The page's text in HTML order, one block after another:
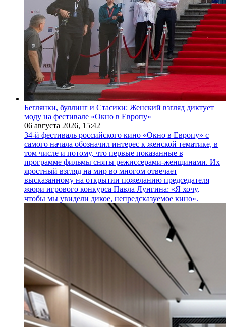
Беглянки, буллинг и Стасики: Женский взгляд диктует
моду на фестивале «Окно в Европу»
06 августа 2026, 15:42
34-й фестиваль российского кино «Окно в Европу» с
самого начала обозначил интерес к женской тематике, в
том числе и потому, что первые показанные в
программе фильмы сняты режиссерами-женщинами. Их
яростный взгляд на мир во многом отвечает
высказанному на открытии пожеланию председателя
жюри игрового конкурса Павла Лунгина: «Я хочу,
чтобы мы увидели дикое, непредсказуемое кино».